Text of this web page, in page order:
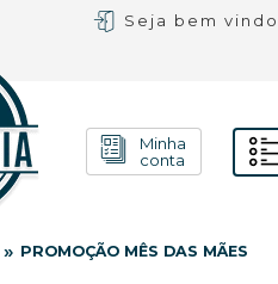
Seja bem
Minha
conta
» PROMOÇÃO MÊS DAS MÃES